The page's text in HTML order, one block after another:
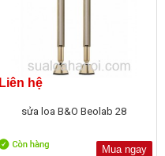
Liên hệ
sửa loa B&O Beolab 28
Mua ngay